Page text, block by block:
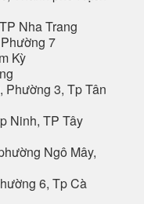
Nha Trang
7
Kỳ
3, Tp Tân
Ninh, TP Tây
Ngô Mây,
6, Tp Cà